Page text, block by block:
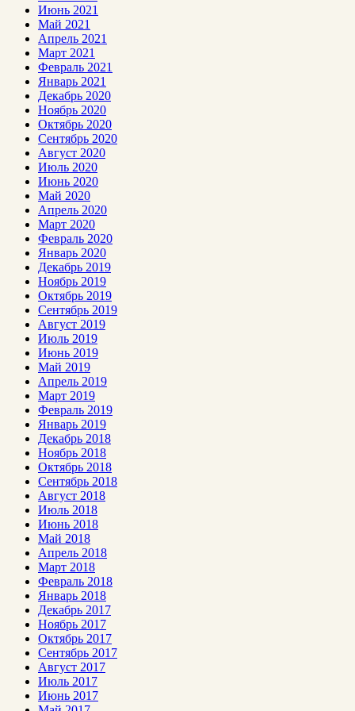
Июнь 2021
Май 2021
Апрель 2021
Март 2021
Февраль 2021
Январь 2021
Декабрь 2020
Ноябрь 2020
Октябрь 2020
Сентябрь 2020
Август 2020
Июль 2020
Июнь 2020
Май 2020
Апрель 2020
Март 2020
Февраль 2020
Январь 2020
Декабрь 2019
Ноябрь 2019
Октябрь 2019
Сентябрь 2019
Август 2019
Июль 2019
Июнь 2019
Май 2019
Апрель 2019
Март 2019
Февраль 2019
Январь 2019
Декабрь 2018
Ноябрь 2018
Октябрь 2018
Сентябрь 2018
Август 2018
Июль 2018
Июнь 2018
Май 2018
Апрель 2018
Март 2018
Февраль 2018
Январь 2018
Декабрь 2017
Ноябрь 2017
Октябрь 2017
Сентябрь 2017
Август 2017
Июль 2017
Июнь 2017